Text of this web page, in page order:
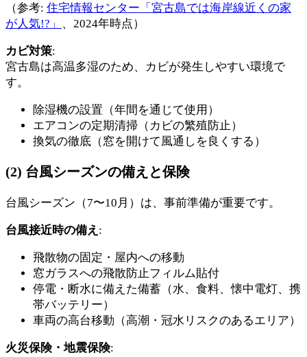
（参考: 住宅情報センター「宮古島では海岸線近くの家
が人気!?」
、2024年時点）
カビ対策:
宮古島は高温多湿のため、カビが発生しやすい環境で
す。
除湿機の設置（年間を通じて使用）
エアコンの定期清掃（カビの繁殖防止）
換気の徹底（窓を開けて風通しを良くする）
(2) 台風シーズンの備えと保険
台風シーズン（7〜10月）は、事前準備が重要です。
台風接近時の備え :
飛散物の固定・屋内への移動
窓ガラスへの飛散防止フィルム貼付
停電・断水に備えた備蓄（水、食料、懐中電灯、携
帯バッテリー）
車両の高台移動（高潮・冠水リスクのあるエリア）
火災保険・地震保険: